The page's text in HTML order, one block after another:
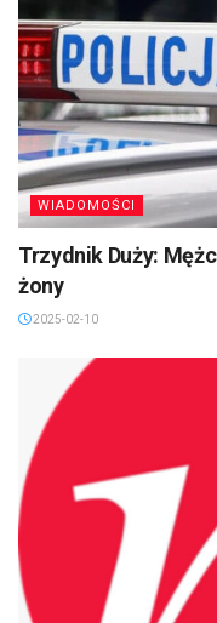
WIADOMOŚCI
Trzydnik Duży:
żony
2025-02-10